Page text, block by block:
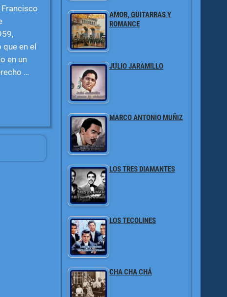
en el
en un
…
AMOR, GUITARRAS Y
ROMANCE
JULIO JARAMILLO
MARCO ANTONIO MUÑIZ
LOS TRES DIAMANTES
LOS TECOLINES
CHA CHA CHÁ